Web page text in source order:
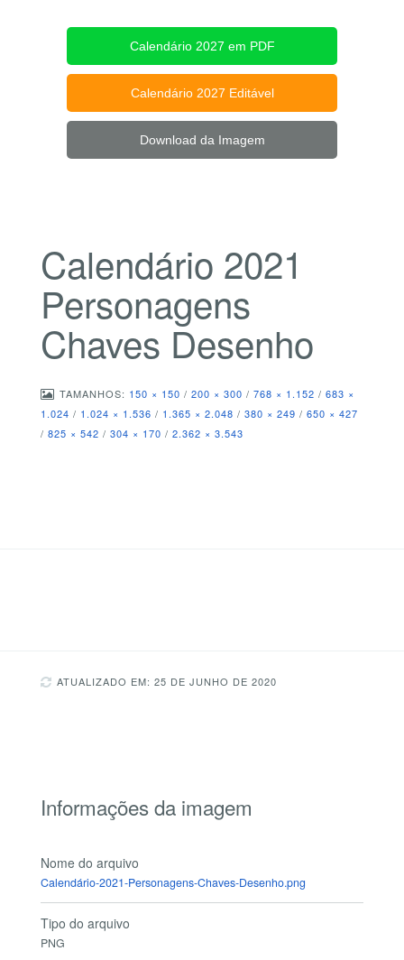
Calendário 2027 em PDF
Calendário 2027 Editável
Download da Imagem
Calendário 2021
Personagens
Chaves Desenho
TAMANHOS: 150 × 150 / 200 × 300 / 768 × 1.152 / 683 ×
1.024 / 1.024 × 1.536 / 1.365 × 2.048 / 380 × 249 / 650 × 427
/ 825 × 542 / 304 × 170 / 2.362 × 3.543
ATUALIZADO EM: 25 DE JUNHO DE 2020
Informações da imagem
Nome do arquivo
Calendário-2021-Personagens-Chaves-Desenho.png
Tipo do arquivo
PNG